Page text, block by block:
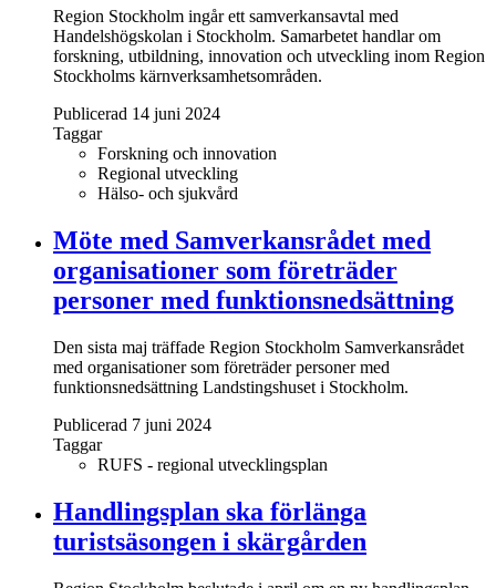
Region Stockholm ingår ett samverkansavtal med
Handelshögskolan i Stockholm. Samarbetet handlar om
forskning, utbildning, innovation och utveckling inom Region
Stockholms kärnverksamhetsområden.
Publicerad 14 juni 2024
Taggar
Forskning och innovation
Regional utveckling
Hälso- och sjukvård
Möte med Samverkansrådet med
organisationer som företräder
personer med funktionsnedsättning
Den sista maj träffade Region Stockholm Samverkansrådet
med organisationer som företräder personer med
funktionsnedsättning Landstingshuset i Stockholm.
Publicerad 7 juni 2024
Taggar
RUFS - regional utvecklingsplan
Handlingsplan ska förlänga
turistsäsongen i skärgården